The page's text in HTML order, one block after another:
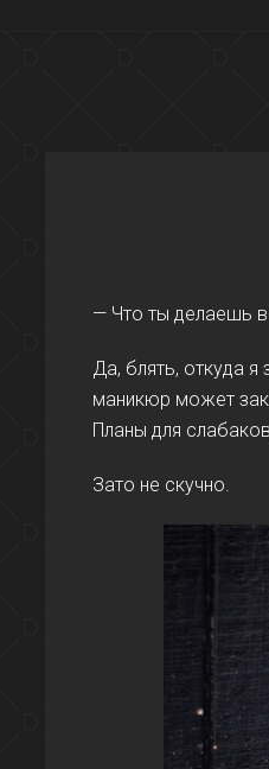
— Что ты делаешь
Да, блять, откуда
маникюр может
Планы для
Зато не скучно.